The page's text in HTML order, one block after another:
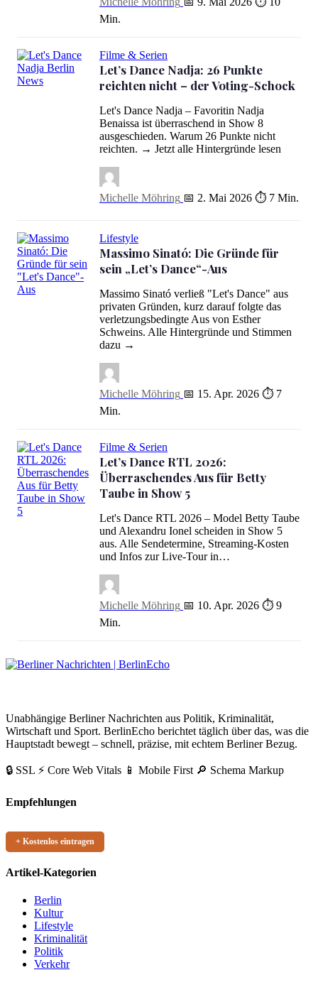
Min.
Let’s Dance Nadja: 26 Punkte reichten nicht – der Voting-Schock
Filme & Serien
Let’s Dance Nadja: 26 Punkte
reichten nicht – der Voting-Schock
Let's Dance Nadja – Favoritin Nadja
Benaissa ist überraschend in Show 8
ausgeschieden. Warum 26 Punkte nicht
reichten. → Jetzt alle Hintergründe lesen
Michelle Möhring 📅 2. Mai 2026 ⏱ 7 Min.
Massimo Sinató: Die Gründe für sein „Let’s Dance“-Aus
Lifestyle
Massimo Sinató: Die Gründe für
sein „Let’s Dance“-Aus
Massimo Sinató verließ "Let's Dance" aus
privaten Gründen, kurz darauf folgte das
verletzungsbedingte Aus von Esther
Schweins. Alle Hintergründe und Stimmen
dazu →
Michelle Möhring 📅 15. Apr. 2026 ⏱ 7
Min.
Let’s Dance RTL 2026: Überraschendes Aus für Betty Taube in
Filme & Serien
Let’s Dance RTL 2026:
Überraschendes Aus für Betty
Taube in Show 5
Let's Dance RTL 2026 – Model Betty Taube
und Alexandru Ionel scheiden in Show 5
aus. Alle Sendetermine, Streaming-Kosten
und Infos zur Live-Tour in…
Michelle Möhring 📅 10. Apr. 2026 ⏱ 9
Min.
Unabhängige Berliner Nachrichten aus Politik, Kriminalität,
Wirtschaft und Sport. BerlinEcho berichtet täglich über das, was die
Hauptstadt bewegt – schnell, präzise, mit echtem Berliner Bezug.
🔒 SSL ⚡ Core Web Vitals 📱 Mobile First 🔎 Schema Markup
Empfehlungen
+ Kostenlos eintragen
Artikel-Kategorien
Berlin
Kultur
Lifestyle
Kriminalität
Politik
Verkehr